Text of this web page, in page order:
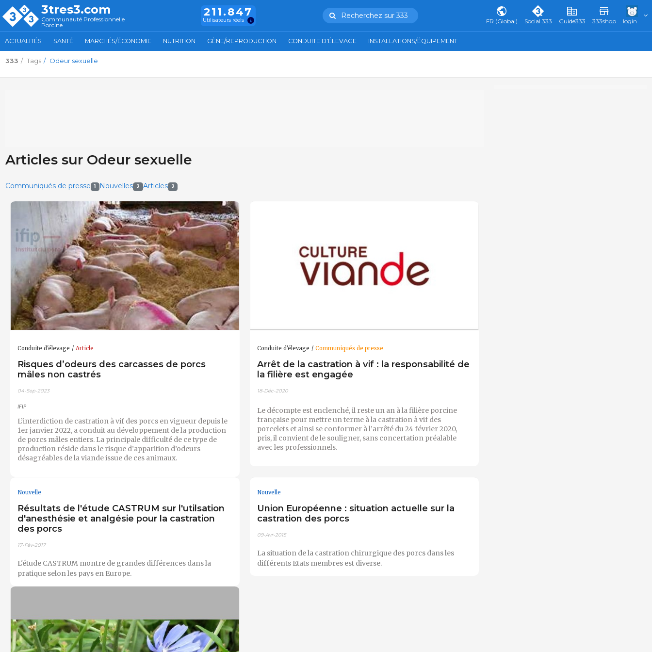
3tres3.com
Communauté Professionnelle
Porcine
211.847
Utilisateurs réels
Recherchez sur 333
FR (Global) Social 333 Guide333 333shop login
ACTUALITÉS SANTÉ MARCHÉS/ÉCONOMIE NUTRITION GÈNE/REPRODUCTION CONDUITE D'ÉLEVAGE INSTALLATIONS/ÉQUIPEMENT
333 Tags Odeur sexuelle
Articles sur Odeur sexuelle
Communiqués de presse 1 Nouvelles 2 Articles 2
Conduite d'élevage Article
Risques d’odeurs des carcasses de porcs
mâles non castrés
04-Sep-2023
IFIP
L’interdiction de castration à vif des porcs en vigueur depuis le
1er janvier 2022, a conduit au développement de la production
de porcs mâles entiers. La principale difficulté de ce type de
production réside dans le risque d’apparition d’odeurs
désagréables de la viande issue de ces animaux.
Conduite d'élevage Communiqués de presse
Arrêt de la castration à vif : la responsabilité de
la filière est engagée
18-Déc-2020
Le décompte est enclenché, il reste un an à la filière porcine
française pour mettre un terme à la castration à vif des
porcelets et ainsi se conformer à l’arrêté du 24 février 2020,
pris, il convient de le souligner, sans concertation préalable
avec les professionnels.
Nouvelle
Résultats de l'étude CASTRUM sur l'utilsation
d'anesthésie et analgésie pour la castration
des porcs
17-Fév-2017
L'étude CASTRUM montre de grandes différences dans la
pratique selon les pays en Europe.
Nouvelle
Union Européenne : situation actuelle sur la
castration des porcs
09-Avr-2015
La situation de la castration chirurgique des porcs dans les
différents Etats membres est diverse.